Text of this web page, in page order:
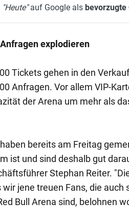
"Heute"auf Google als bevorzugte
explodieren
Tickets gehen in den
Anfragen. Vor allem VIP-
der Arena um mehr als
bereits am Freitag
ist und sind deshalb gut
Stephan Reiter.
wir jene treuen Fans, die
Bull Arena sind, belohnen